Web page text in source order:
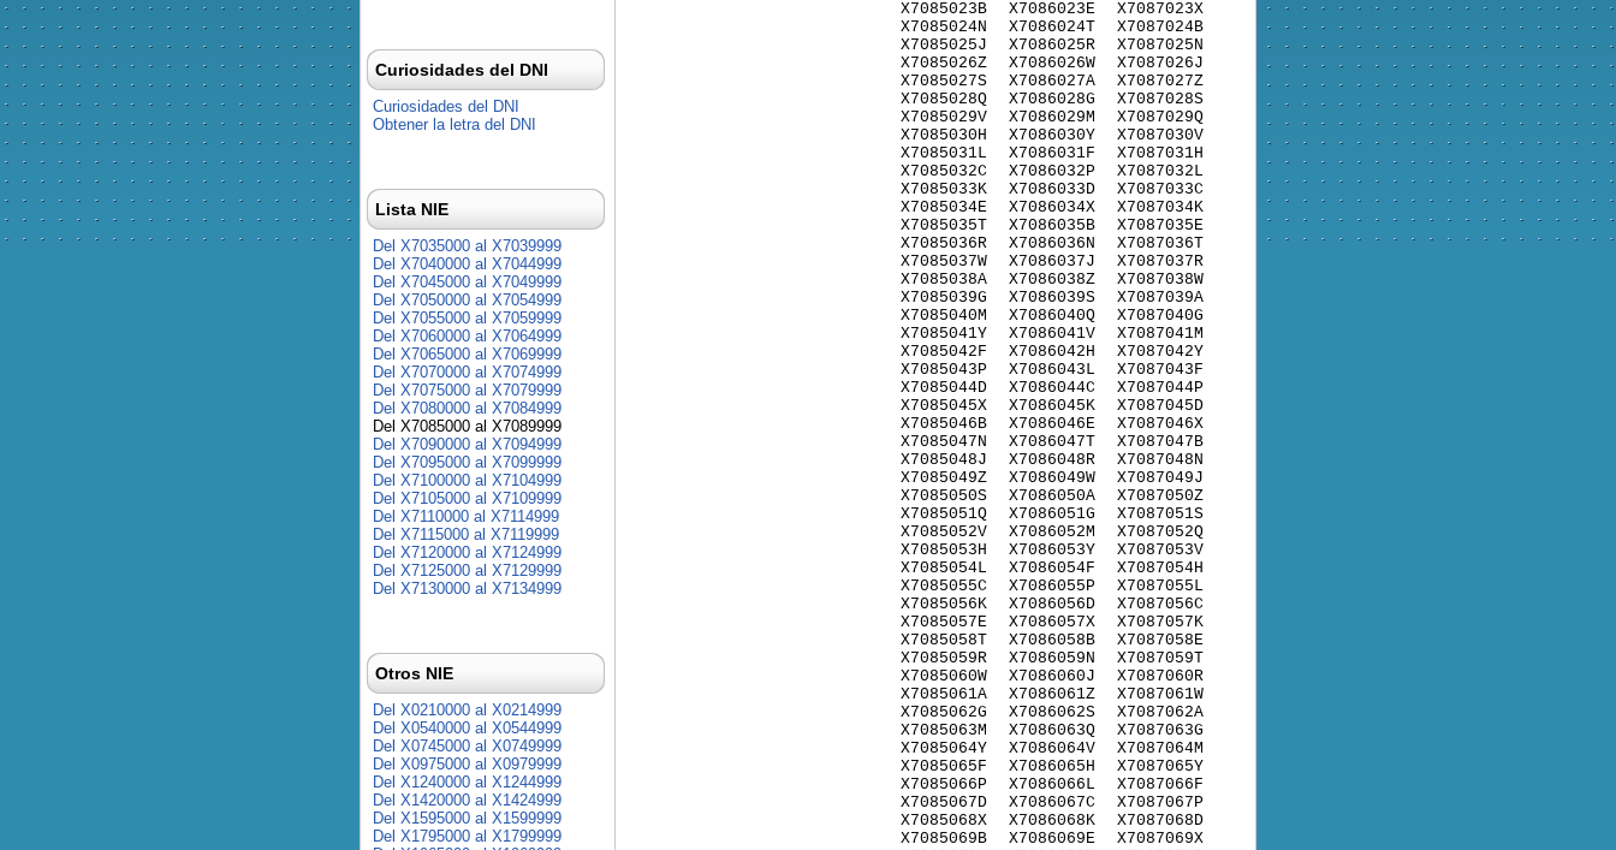
X7085023B
X7085024N
X7085025J
X7085026Z
X7085027S
X7085028Q
X7085029V
X7085030H
X7085031L
X7085032C
X7085033K
X7085034E
X7085035T
X7085036R
X7085037W
X7085038A
X7085039G
X7085040M
X7085041Y
X7085042F
X7085043P
X7085044D
X7085045X
X7085046B
X7085047N
X7085048J
X7085049Z
X7085050S
X7085051Q
X7085052V
X7085053H
X7085054L
X7085055C
X7085056K
X7085057E
X7085058T
X7085059R
X7085060W
X7085061A
X7085062G
X7085063M
X7085064Y
X7085065F
X7085066P
X7085067D
X7085068X
X7085069B
X7086023E
X7086024T
X7086025R
X7086026W
X7086027A
X7086028G
X7086029M
X7086030Y
X7086031F
X7086032P
X7086033D
X7086034X
X7086035B
X7086036N
X7086037J
X7086038Z
X7086039S
X7086040Q
X7086041V
X7086042H
X7086043L
X7086044C
X7086045K
X7086046E
X7086047T
X7086048R
X7086049W
X7086050A
X7086051G
X7086052M
X7086053Y
X7086054F
X7086055P
X7086056D
X7086057X
X7086058B
X7086059N
X7086060J
X7086061Z
X7086062S
X7086063Q
X7086064V
X7086065H
X7086066L
X7086067C
X7086068K
X7086069E
X7087023X
X7087024B
X7087025N
X7087026J
X7087027Z
X7087028S
X7087029Q
X7087030V
X7087031H
X7087032L
X7087033C
X7087034K
X7087035E
X7087036T
X7087037R
X7087038W
X7087039A
X7087040G
X7087041M
X7087042Y
X7087043F
X7087044P
X7087045D
X7087046X
X7087047B
X7087048N
X7087049J
X7087050Z
X7087051S
X7087052Q
X7087053V
X7087054H
X7087055L
X7087056C
X7087057K
X7087058E
X7087059T
X7087060R
X7087061W
X7087062A
X7087063G
X7087064M
X7087065Y
X7087066F
X7087067P
X7087068D
X7087069X
Curiosidades del DNI
Curiosidades del DNI
Obtener la letra del DNI
Lista NIE
Del X7035000 al X7039999
Del X7040000 al X7044999
Del X7045000 al X7049999
Del X7050000 al X7054999
Del X7055000 al X7059999
Del X7060000 al X7064999
Del X7065000 al X7069999
Del X7070000 al X7074999
Del X7075000 al X7079999
Del X7080000 al X7084999
Del X7085000 al X7089999
Del X7090000 al X7094999
Del X7095000 al X7099999
Del X7100000 al X7104999
Del X7105000 al X7109999
Del X7110000 al X7114999
Del X7115000 al X7119999
Del X7120000 al X7124999
Del X7125000 al X7129999
Del X7130000 al X7134999
Otros NIE
Del X0210000 al X0214999
Del X0540000 al X0544999
Del X0745000 al X0749999
Del X0975000 al X0979999
Del X1240000 al X1244999
Del X1420000 al X1424999
Del X1595000 al X1599999
Del X1795000 al X1799999